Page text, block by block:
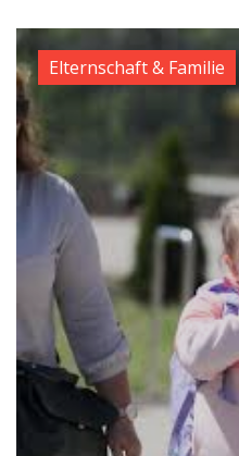
Elternschaft & Familie